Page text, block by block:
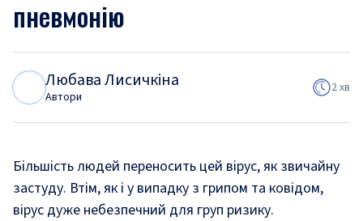
пневмонію
Любава Лисичкіна
Автори
2 хв
Більшість людей переносить цей вірус, як звичайну
застуду. Втім, як і у випадку з грипом та ковідом,
вірус дуже небезпечний для груп ризику.